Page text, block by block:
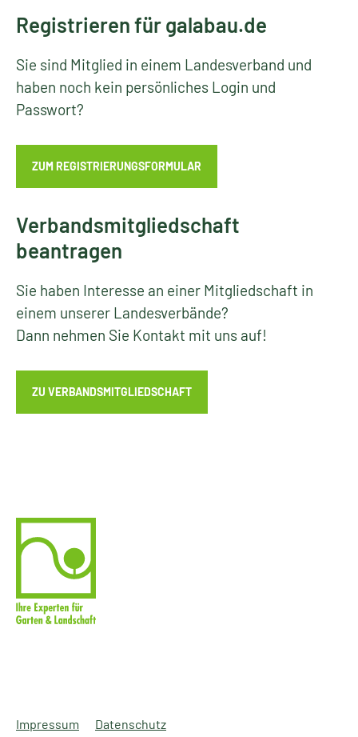
Registrieren für galabau.de
Sie sind Mitglied in einem Landesverband und
haben noch kein persönliches Login und
Passwort?
ZUM REGISTRIERUNGSFORMULAR
Verbandsmitgliedschaft
beantragen
Sie haben Interesse an einer Mitgliedschaft in
einem unserer Landesverbände?
Dann nehmen Sie Kontakt mit uns auf!
ZU VERBANDSMITGLIEDSCHAFT
Impressum Datenschutz